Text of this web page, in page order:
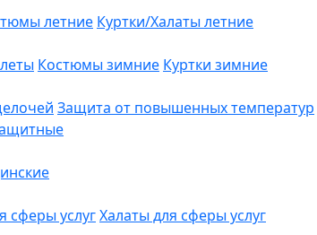
летние Куртки/Халаты летние
Костюмы зимние Куртки зимние
Защита от повышенных температур
сферы услугХалаты для сферы услуг